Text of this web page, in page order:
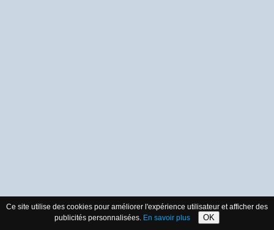
Ce site utilise des cookies pour améliorer l'expérience utilisateur et afficher des
publicités personnalisées. En savoir plus OK